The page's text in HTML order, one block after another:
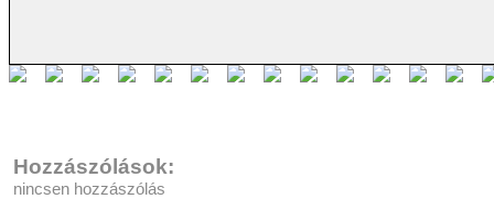
Hozzászólások:
nincsen hozzászólás